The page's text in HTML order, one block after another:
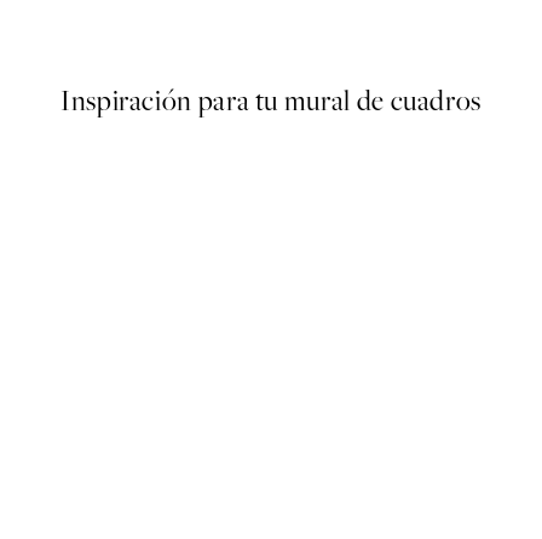
Inspiración para tu mural de cuadros